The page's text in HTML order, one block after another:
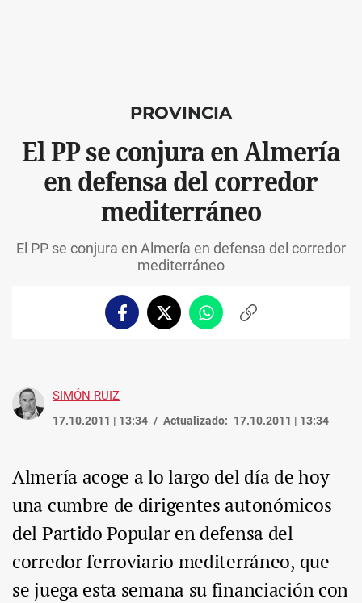
PROVINCIA
El PP se conjura en Almería
en defensa del corredor
mediterráneo
El PP se conjura en Almería en defensa del corredor
mediterráneo
FacebookTwitterWhatsappCopiar
SIMÓN RUIZ
17.10.2011 | 13:34 Actualizado: 17.10.2011 | 13:34
Almería acoge a lo largo del día de hoy
una cumbre de dirigentes autonómicos
del Partido Popular en defensa del
corredor ferroviario mediterráneo, que
se juega esta semana su financiación con